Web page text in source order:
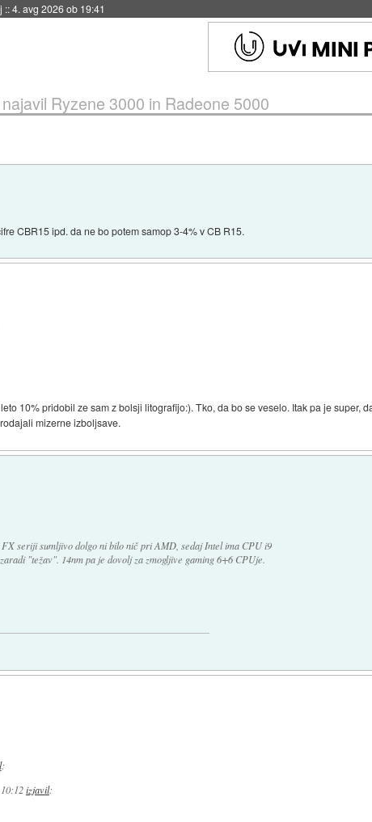
::4. avg 2026 ob 19:41
Ryzene 3000 in Radeone 5000
CBR15 ipd. da ne bo potem samop 3-4% v CB R15.
10% pridobil ze sam z bolsji litografijo:). Tko, da bo se veselo. Itak pa je super,
mizerne izboljsave.
seriji sumljivo dolgo ni bilo nič pri AMD, sedaj Intel ima CPU i9
"težav". 14nm pa je dovolj za zmogljive gaming 6+6 CPUje.
:
izjavil: